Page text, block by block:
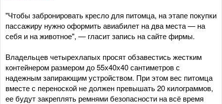
"Чтобы забронировать кресло для питомца, на этапе покупки
пассажиру нужно оформить авиабилет на два места — на
себя и на животное", — гласит запись на сайте фирмы.
Владельцев четырехлапых просят обзавестись жестким
контейнером размером до 55х40х40 сантиметров с
надежным запирающим устройством. При этом вес питомца
вместе с переноской не должен превышать 20 килограммов,
ее будут закреплять ремнями безопасности на всё время